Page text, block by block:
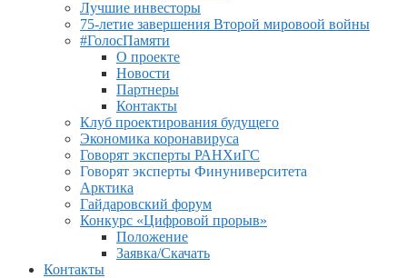
Лучшие инвесторы
75-летие завершения Второй мировоой войны
#ГолосПамяти
О проекте
Новости
Партнеры
Контакты
Клуб проектирования будущего
Экономика коронавируса
Говорят эксперты РАНХиГС
Говорят эксперты Финуниверситета
Арктика
Гайдаровский форум
Конкурс «Цифровой прорыв»
Положение
Заявка/Скачать
Контакты